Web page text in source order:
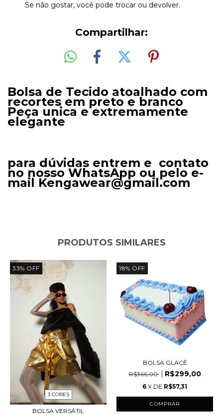
Se não gostar, você pode trocar ou devolver.
Compartilhar:
Bolsa de Tecido atoalhado com
recortes em preto e branco
Peça unica e extremamente
elegante
para dúvidas entrem e contato
no nosso WhatsApp ou pelo e-
mail Kengawear@gmail.com
PRODUTOS SIMILARES
33% OFF
3 CORES
BOLSA VERSÁTIL
18% OFF
BOLSA GLACÊ
R$366,00
R$299,00
6 X DE R$57,31